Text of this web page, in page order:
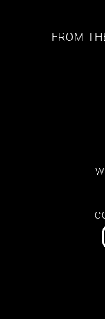
FROM